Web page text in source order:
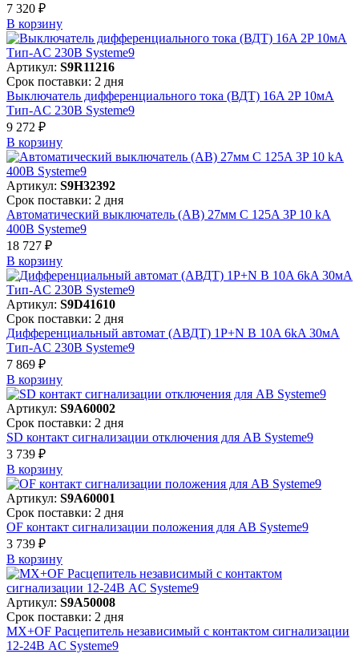
7 320 ₽
В корзинy
Артикул: S9R11216
Срок поставки: 2 дня
Выключатель дифференциального тока (ВДТ) 16A 2P 10мА
Тип-AC 230В Systeme9
9 272 ₽
В корзинy
Артикул: S9H32392
Срок поставки: 2 дня
Автоматический выключатель (АВ) 27мм C 125A 3P 10 kA
400В Systeme9
18 727 ₽
В корзинy
Артикул: S9D41610
Срок поставки: 2 дня
Дифференциальный автомат (АВДТ) 1P+N B 10A 6kA 30мА
Тип-AC 230В Systeme9
7 869 ₽
В корзинy
Артикул: S9A60002
Срок поставки: 2 дня
SD контакт сигнализации отключения для АВ Systeme9
3 739 ₽
В корзинy
Артикул: S9A60001
Срок поставки: 2 дня
OF контакт сигнализации положения для АВ Systeme9
3 739 ₽
В корзинy
Артикул: S9A50008
Срок поставки: 2 дня
MX+OF Расцепитель независимый с контактом сигнализации
12-24В AC Systeme9